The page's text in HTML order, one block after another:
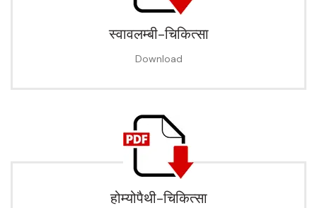
स्वावलम्बी-चिकित्सा
Download
होम्योपैथी-चिकित्सा